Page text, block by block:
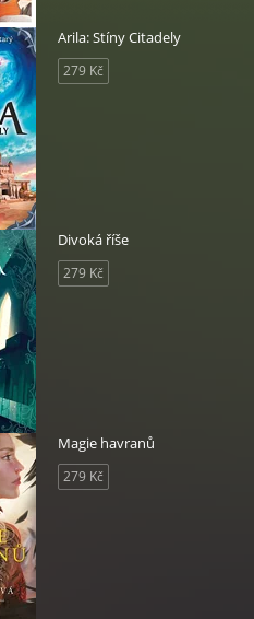
Arila: Stíny Citadely
279 Kč
Divoká říše
279 Kč
Magie havranů
279 Kč